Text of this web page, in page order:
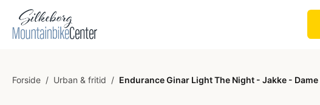
Forside / Urban & fritid / Endurance Ginar Light The Night - Jakke -